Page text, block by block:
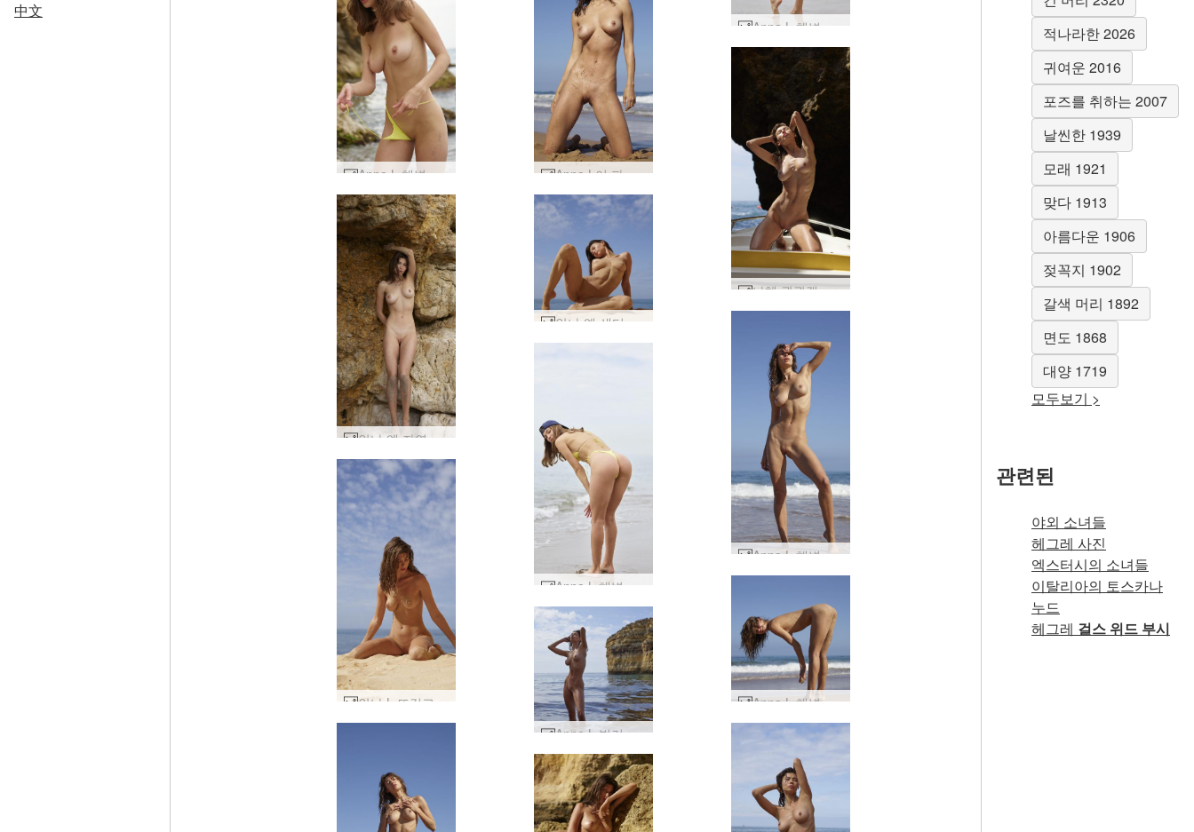
中文
Anna L 해변 애호가 #108 Anna L이 파도를 일으키고 있다 #7
나체 관광객 안나 엘 #20
안나 엘 자연 해변 누드 #14
Anna L 해변 소녀 #23
Anna L 해변 소녀 #40
Anna L 벌거벗은 해변 #29
적나라한 2026
귀여운 2016
포즈를 취하는 2007
날씬한 1939
모래 1921
맞다 1913
아름다운 1906
젖꼭지 1902
갈색 머리 1892
면도 1868
대양 1719
모두보기 >
관련된
야외 소녀들
헤그레 사진
엑스터시의 소녀들
이탈리아의 토스카나
누드
헤그레 걸스 위드 부시